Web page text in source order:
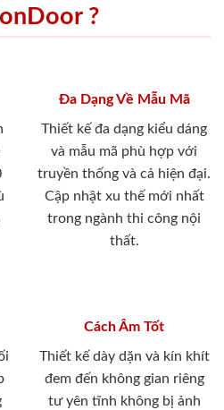
?
Đa Dạng Về Mẫu Mã
Thiết kế đa dạng kiểu dáng
và mẫu mã phù hợp với
truyền thống và cả hiện đại.
Cập nhật xu thế mới nhất
trong ngành thi công nội
thất.
Cách Âm Tốt
Thiết kế dày dặn và kín khít
đem đến không gian riêng
tư yên tĩnh không bị ảnh